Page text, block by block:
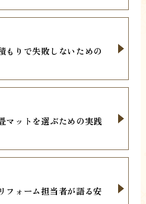
もりで失敗しないための
マットを選ぶための実践
フォーム担当者が語る安